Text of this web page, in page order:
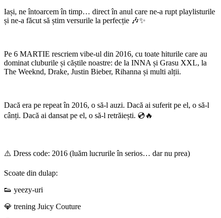
Iași, ne întoarcem în timp… direct în anul care ne-a rupt playlisturile
și ne-a făcut să știm versurile la perfecție 🎶✨
Pe 6 MARTIE rescriem vibe-ul din 2016, cu toate hiturile care au
dominat cluburile și căștile noastre: de la INNA și Grasu XXL, la
The Weeknd, Drake, Justin Bieber, Rihanna și multi alții.
Dacă era pe repeat în 2016, o să-l auzi. Dacă ai suferit pe el, o să-l
cânți. Dacă ai dansat pe el, o să-l retrăiești. 💿🔥
⚠️ Dress code: 2016 (luăm lucrurile în serios… dar nu prea)
Scoate din dulap:
👟 yeezy-uri
💎 trening Juicy Couture